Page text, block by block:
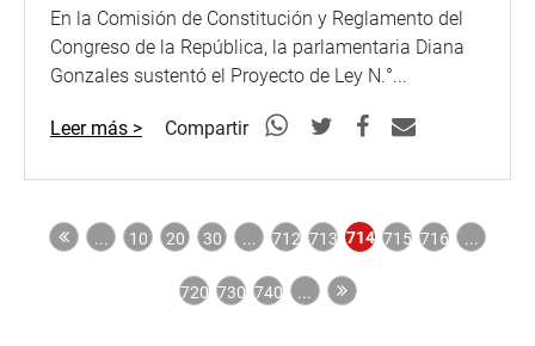
En la Comisión de Constitución y Reglamento del
Congreso de la República, la parlamentaria Diana
Gonzales sustentó el Proyecto de Ley N.°...
Leer más > Compartir
... 10 20 30 ... 712 713 714 715 716 ...
720 730 740 ...